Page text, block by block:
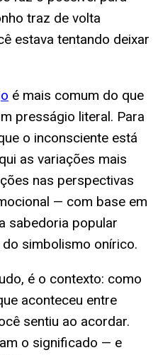
traz de volta
estava tentando deixar
é mais comum do que
presságio literal. Para
o inconsciente está
as variações mais
nas perspectivas
— com base em
sabedoria popular
simbolismo onírico.
é o contexto: como
aconteceu entre
sentiu ao acordar.
o significado — e